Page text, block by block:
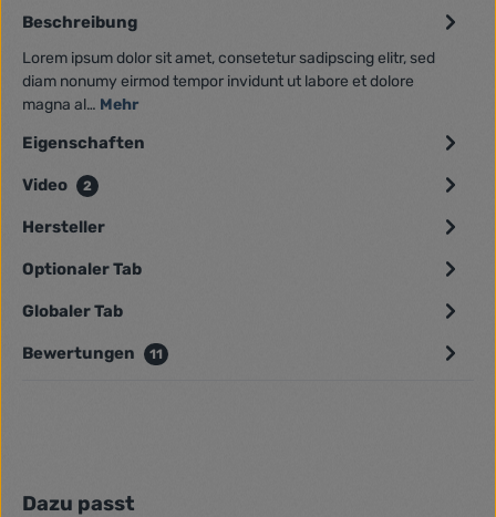
Beschreibung
Lorem ipsum dolor sit amet, consetetur sadipscing elitr, sed
diam nonumy eirmod tempor invidunt ut labore et dolore
magna al… Mehr
Eigenschaften
Video 2
Hersteller
Optionaler Tab
Globaler Tab
Bewertungen 11
Produktgalerie überspringen
Dazu passt